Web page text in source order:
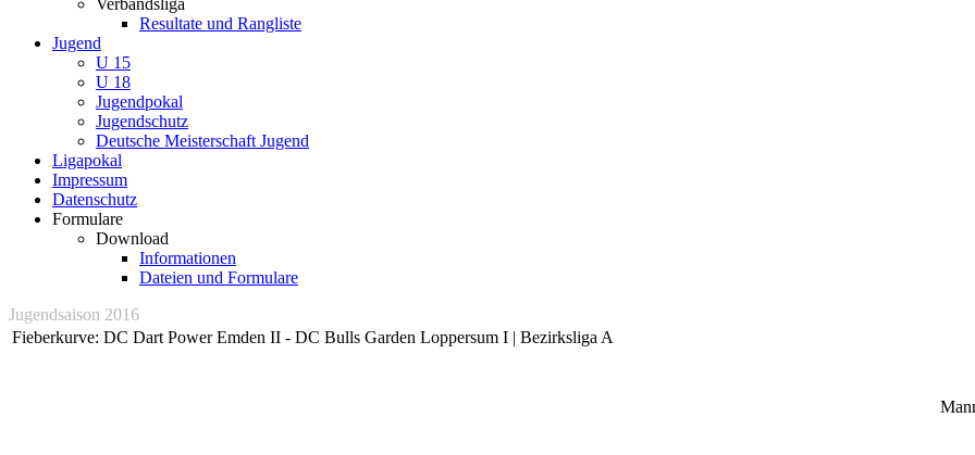
Verbandsliga
Resultate und Rangliste
Jugend
U 15
U 18
Jugendpokal
Jugendschutz
Deutsche Meisterschaft Jugend
Ligapokal
Impressum
Datenschutz
Formulare
Download
Informationen
Dateien und Formulare
Jugendsaison 2016
Fieberkurve: DC Dart Power Emden II - DC Bulls Garden Loppersum I | Bezirksliga A